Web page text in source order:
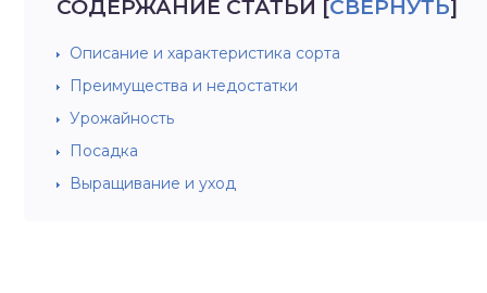
СОДЕРЖАНИЕ СТАТЬИ [СВЕРНУТЬ]
Описание и характеристика сорта
Преимущества и недостатки
Урожайность
Посадка
Выращивание и уход